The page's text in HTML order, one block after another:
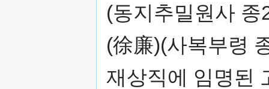
(동지추밀원사
(徐廉)(사복부령
재상직에 임명된